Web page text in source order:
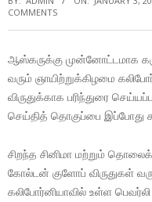
COMMENTS
ஆஸ்கருக்கு முன்னோட்டமாக
வரும் ஞாயிற்றுக்கிழமை
விருதுக்காக பரிந்துரை
செய்தித் தொகுப்பை இப்போது
சிறந்த சினிமா மற்றும்
கோல்டன் குளோப் விருதுகள்
கலிபோர்னியாவில் உள்ள